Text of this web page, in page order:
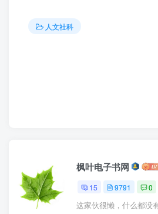
人文社科
枫叶电子书网
15 9791 0
这家伙很懒，什么都没